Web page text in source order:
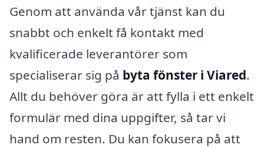
Genom att använda vår tjänst kan du
snabbt och enkelt få kontakt med
kvalificerade leverantörer som
specialiserar sig på byta fönster i Viared.
Allt du behöver göra är att fylla i ett enkelt
formulär med dina uppgifter, så tar vi
hand om resten. Du kan fokusera på att